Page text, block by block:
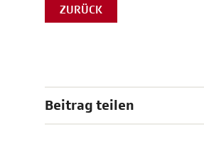
ZURÜCK
Beitrag teilen